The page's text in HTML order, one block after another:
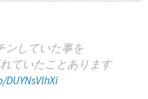
ンしていた事を
ていたことあります